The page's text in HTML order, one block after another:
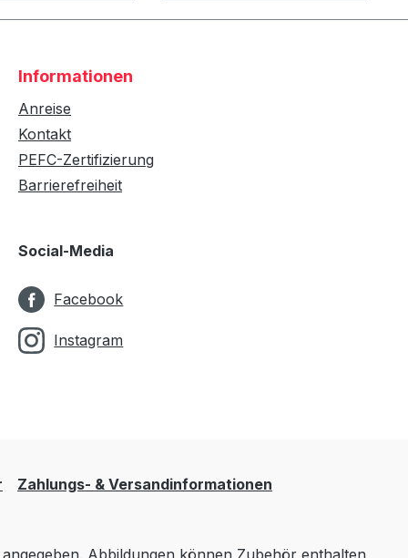
Informationen
Anreise
Kontakt
PEFC-Zertifizierung
Barrierefreiheit
Social-Media
Facebook
Instagram
Zahlungs- & Versandinformationen
Abbildungen können Zubehör enthalten,